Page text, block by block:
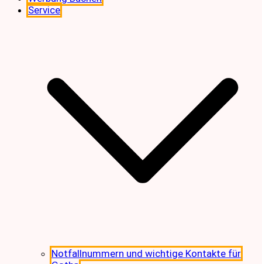
Service
Notfallnummern und wichtige Kontakte für